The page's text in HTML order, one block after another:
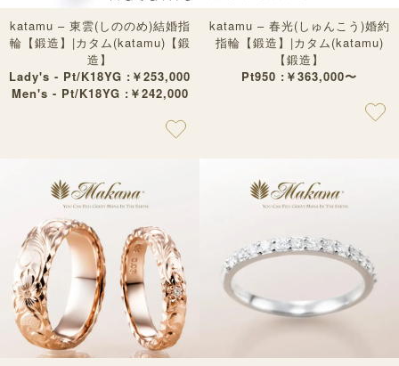
katamu – 東雲(しののめ)結婚指
輪【鍛造】|カタム(katamu)【鍛
造】
Lady's - Pt/K18YG :￥253,000
Men's - Pt/K18YG :￥242,000
katamu – 春光(しゅんこう)婚約
指輪【鍛造】|カタム(katamu)
【鍛造】
Pt950 :￥363,000〜